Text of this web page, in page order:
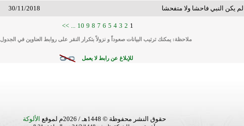
لم يكن النبي فاحشا ولا متفحشا 30/11/2018
1
2
3
4
5
6
7
8
9
10
>>
ملاحظة: يمكنك ترتيب البيانات صعوداً و نزولاً بتكرار النقر على روابط العناوين في الجدول
للإبلاغ عن رابط لا يعمل
حقوق النشر محفوظة © 1448هـ / 2026م لموقع الألوكة